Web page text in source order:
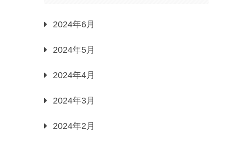
2024年6月
2024年5月
2024年4月
2024年3月
2024年2月